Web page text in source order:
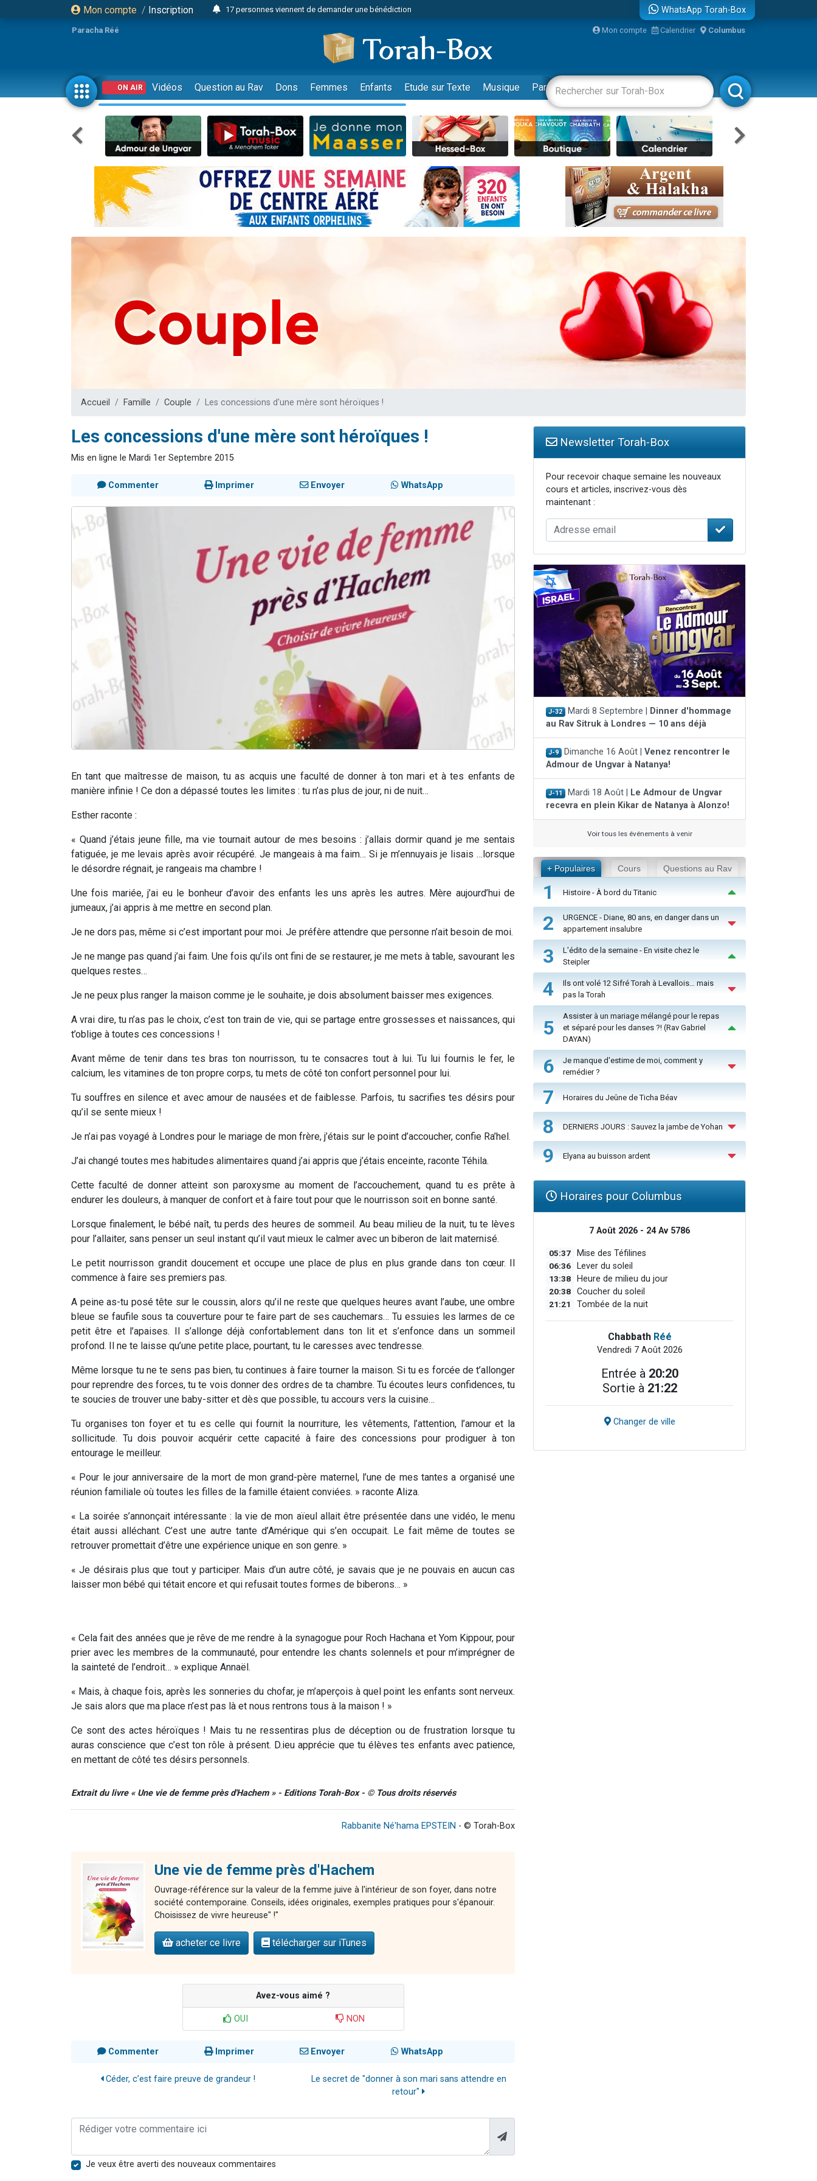
Mon compte / Inscription
17 personnes viennent de demander une bénédiction
23 personnes viennent de faire un don pour Diane, 80 ans, dans un appartement insalubre
Eva vient de donner son Maasser
4 personnes viennent de nous rejoindre sur WhatsApp
3 personnes viennent de nous rejoindre sur WhatsApp
Odaya vient de donner son Maasser
3 personnes viennent de faire un don pour 5 jours de vacances aux Orphelins
2 personnes viennent de nous rejoindre sur WhatsApp
13 personnes viennent de demander une bénédiction
Il reste 49 places pour étudier en groupe sur Zoom
30 personnes viennent de faire un don pour Sauvez la jambe de Yohan
12 nouvelles musiques dans Torah-Box Music
3 personnes viennent de nous rejoindre sur WhatsApp
2 nouvelles musiques dans Torah-Box Music
8 personnes viennent de faire un don pour Tsédaka : pauvres d'Israel
Nouvelle émission radio : Visions de grandeur n°104 : Le Chabbath et le Birkat Hamazone à travers le temps
4 personnes viennent de nous rejoindre sur WhatsApp
WhatsApp Torah-Box
Paracha Réé Mon compte Calendrier Columbus
ON AIR Vidéos Question au Rav Dons Femmes Enfants Etude sur Texte Musique Paracha Divertissements Livres Rabbanim
Accueil Famille Couple Les concessions d'une mère sont héroïques !
Les concessions d'une mère sont héroïques !
Mis en ligne le Mardi 1er Septembre 2015
Commenter Imprimer Envoyer WhatsApp
En tant que maîtresse de maison, tu as acquis une faculté de donner à ton mari et à tes enfants de
manière infinie ! Ce don a dépassé toutes les limites : tu n’as plus de jour, ni de nuit…
Esther raconte :
« Quand j’étais jeune fille, ma vie tournait autour de mes besoins : j’allais dormir quand je me sentais
fatiguée, je me levais après avoir récupéré. Je mangeais à ma faim… Si je m’ennuyais je lisais …lorsque
le désordre régnait, je rangeais ma chambre !
Une fois mariée, j’ai eu le bonheur d’avoir des enfants les uns après les autres. Mère aujourd’hui de
jumeaux, j’ai appris à me mettre en second plan.
Je ne dors pas, même si c’est important pour moi. Je préfère attendre que personne n’ait besoin de moi.
Je ne mange pas quand j’ai faim. Une fois qu’ils ont fini de se restaurer, je me mets à table, savourant les
quelques restes…
Je ne peux plus ranger la maison comme je le souhaite, je dois absolument baisser mes exigences.
A vrai dire, tu n’as pas le choix, c’est ton train de vie, qui se partage entre grossesses et naissances, qui
t’oblige à toutes ces concessions !
Avant même de tenir dans tes bras ton nourrisson, tu te consacres tout à lui. Tu lui fournis le fer, le
calcium, les vitamines de ton propre corps, tu mets de côté ton confort personnel pour lui.
Tu souffres en silence et avec amour de nausées et de faiblesse. Parfois, tu sacrifies tes désirs pour
qu’il se sente mieux !
Je n’ai pas voyagé à Londres pour le mariage de mon frère, j’étais sur le point d’accoucher, confie Ra’hel.
J’ai changé toutes mes habitudes alimentaires quand j’ai appris que j’étais enceinte, raconte Téhila.
Cette faculté de donner atteint son paroxysme au moment de l’accouchement, quand tu es prête à
endurer les douleurs, à manquer de confort et à faire tout pour que le nourrisson soit en bonne santé.
Lorsque finalement, le bébé naît, tu perds des heures de sommeil. Au beau milieu de la nuit, tu te lèves
pour l’allaiter, sans penser un seul instant qu’il vaut mieux le calmer avec un biberon de lait maternisé.
Le petit nourrisson grandit doucement et occupe une place de plus en plus grande dans ton cœur. Il
commence à faire ses premiers pas.
A peine as-tu posé tête sur le coussin, alors qu’il ne reste que quelques heures avant l’aube, une ombre
bleue se faufile sous ta couverture pour te faire part de ses cauchemars… Tu essuies les larmes de ce
petit être et l’apaises. Il s’allonge déjà confortablement dans ton lit et s’enfonce dans un sommeil
profond. Il ne te laisse qu’une petite place, pourtant, tu le caresses avec tendresse.
Même lorsque tu ne te sens pas bien, tu continues à faire tourner la maison. Si tu es forcée de t’allonger
pour reprendre des forces, tu te vois donner des ordres de ta chambre. Tu écoutes leurs confidences, tu
te soucies de trouver une baby-sitter et dès que possible, tu accours vers la cuisine…
Tu organises ton foyer et tu es celle qui fournit la nourriture, les vêtements, l’attention, l’amour et la
sollicitude. Tu dois pouvoir acquérir cette capacité à faire des concessions pour prodiguer à ton
entourage le meilleur.
« Pour le jour anniversaire de la mort de mon grand-père maternel, l’une de mes tantes a organisé une
réunion familiale où toutes les filles de la famille étaient conviées. » raconte Aliza.
« La soirée s’annonçait intéressante : la vie de mon aïeul allait être présentée dans une vidéo, le menu
était aussi alléchant. C’est une autre tante d’Amérique qui s’en occupait. Le fait même de toutes se
retrouver promettait d’être une expérience unique en son genre. »
« Je désirais plus que tout y participer. Mais d’un autre côté, je savais que je ne pouvais en aucun cas
laisser mon bébé qui tétait encore et qui refusait toutes formes de biberons… »
« Cela fait des années que je rêve de me rendre à la synagogue pour Roch Hachana et Yom Kippour, pour
prier avec les membres de la communauté, pour entendre les chants solennels et pour m’imprégner de
la sainteté de l’endroit… » explique Annaël.
« Mais, à chaque fois, après les sonneries du chofar, je m’aperçois à quel point les enfants sont nerveux.
Je sais alors que ma place n’est pas là et nous rentrons tous à la maison ! »
Ce sont des actes héroïques ! Mais tu ne ressentiras plus de déception ou de frustration lorsque tu
auras conscience que c’est ton rôle à présent. D.ieu apprécie que tu élèves tes enfants avec patience,
en mettant de côté tes désirs personnels.
Extrait du livre « Une vie de femme près d'Hachem » - Editions Torah-Box - © Tous droits réservés
Rabbanite Né'hama EPSTEIN - © Torah-Box
Une vie de femme près d'Hachem
Ouvrage-référence sur la valeur de la femme juive à l'intérieur de son foyer, dans notre
société contemporaine. Conseils, idées originales, exemples pratiques pour s'épanouir.
Choisissez de vivre heureuse" !"
acheter ce livre télécharger sur iTunes
Avez-vous aimé ?
OUI NON
Commenter Imprimer Envoyer WhatsApp
Céder, c’est faire preuve de grandeur !
Le secret de "donner à son mari sans attendre en
retour"
Je veux être averti des nouveaux commentaires
Newsletter Torah-Box
Pour recevoir chaque semaine les nouveaux
cours et articles, inscrivez-vous dès
maintenant :
J-32 Mardi 8 Septembre |
Dinner d'hommage
au Rav Sitruk à Londres — 10 ans déjà
J-9 Dimanche 16 Août | Venez rencontrer le
Admour de Ungvar à Natanya!
J-11 Mardi 18 Août |
Le Admour de Ungvar
recevra en plein Kikar de Natanya à Alonzo!
Voir tous les événements à venir
+ Populaires Cours Questions au Rav
1 Histoire - À bord du Titanic
2
URGENCE - Diane, 80 ans, en danger dans un
appartement insalubre
3
L'édito de la semaine - En visite chez le
Steipler
4
Ils ont volé 12 Sifré Torah à Levallois… mais
pas la Torah
5
Assister à un mariage mélangé pour le repas
et séparé pour les danses ?! (Rav Gabriel
DAYAN)
6
Je manque d'estime de moi, comment y
remédier ?
7 Horaires du Jeûne de Ticha Béav
8 DERNIERS JOURS : Sauvez la jambe de Yohan
9 Elyana au buisson ardent
Horaires pour Columbus
7 Août 2026 - 24 Av 5786
05:37 Mise des Téfilines
06:36 Lever du soleil
13:38 Heure de milieu du jour
20:38 Coucher du soleil
21:21 Tombée de la nuit
Chabbath Réé
Vendredi 7 Août 2026
Entrée à 20:20
Sortie à 21:22
Changer de ville